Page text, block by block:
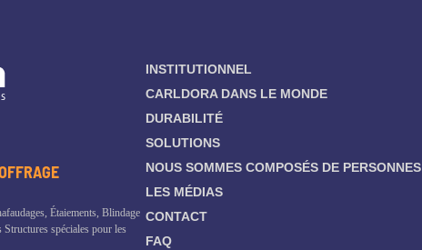
Étaiements, Blindage
Structures spéciales pour les
INSTITUTIONNEL
CARLDORA DANS LE MONDE
DURABILITÉ
SOLUTIONS
NOUS SOMMES COMPOSÉS DE PERSONNES
LES MÉDIAS
CONTACT
FAQ